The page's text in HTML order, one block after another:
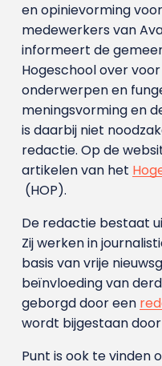
en opinievorming
medewerkers van
informeert de
Hogeschool over
onderwerpen en
meningsvorming en
is daarbij niet
redactie. Op de
artikelen van het
(HOP).
De redactie bestaat
Zij werken in
basis van vrije
beïnvloeding van
geborgd door een
wordt bijgestaan
Punt is ook te vinden